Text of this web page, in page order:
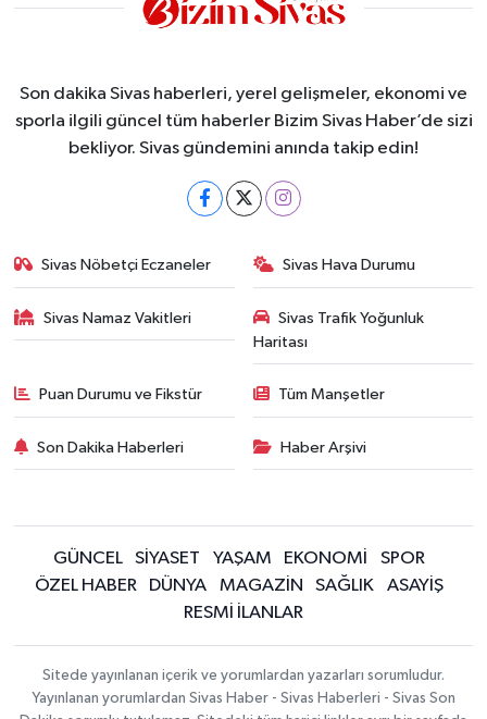
Son dakika Sivas haberleri, yerel gelişmeler, ekonomi ve
sporla ilgili güncel tüm haberler Bizim Sivas Haber’de sizi
bekliyor. Sivas gündemini anında takip edin!
Sivas Nöbetçi Eczaneler Sivas Hava Durumu
Sivas Namaz Vakitleri
Sivas Trafik Yoğunluk
Haritası
Puan Durumu ve Fikstür Tüm Manşetler
Son Dakika Haberleri Haber Arşivi
GÜNCEL SİYASET YAŞAM EKONOMİ
SPOR
ÖZEL HABER
DÜNYA MAGAZİN SAĞLIK
ASAYİŞ
RESMİ İLANLAR
Sitede yayınlanan içerik ve yorumlardan yazarları sorumludur.
Yayınlanan yorumlardan Sivas Haber - Sivas Haberleri - Sivas Son